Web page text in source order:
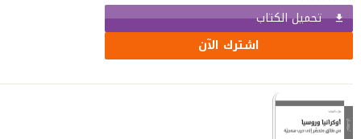
تحميل الكتاب
اشترك الآن